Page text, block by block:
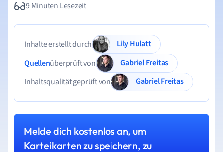
9 Minuten Lesezeit
Inhalte erstellt durch
Lily Hulatt
Quellenüberprüft von
Gabriel Freitas
Inhaltsqualität geprüft von
Gabriel Freitas
Melde dich kostenlos an, um
Karteikarten zu speichern, zu